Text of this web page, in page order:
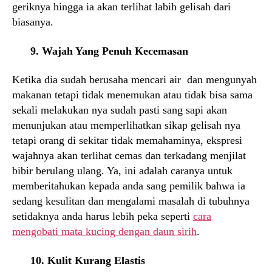
geriknya hingga ia akan terlihat labih gelisah dari
biasanya.
9. Wajah Yang Penuh Kecemasan
Ketika dia sudah berusaha mencari air dan mengunyah
makanan tetapi tidak menemukan atau tidak bisa sama
sekali melakukan nya sudah pasti sang sapi akan
menunjukan atau memperlihatkan sikap gelisah nya
tetapi orang di sekitar tidak memahaminya, ekspresi
wajahnya akan terlihat cemas dan terkadang menjilat
bibir berulang ulang. Ya, ini adalah caranya untuk
memberitahukan kepada anda sang pemilik bahwa ia
sedang kesulitan dan mengalami masalah di tubuhnya
setidaknya anda harus lebih peka seperti cara
mengobati mata kucing dengan daun sirih.
10. Kulit Kurang Elastis